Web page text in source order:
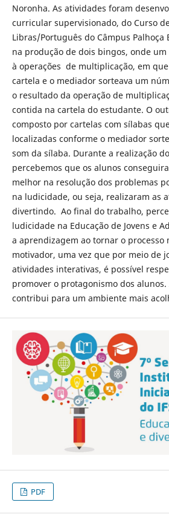
Noronha. As atividades foram
curricular supervisionado, do Curso
Libras/Português do Câmpus
na produção de dois bingos, onde
à operações de multiplicação, em
cartela e o mediador sorteava um
o resultado da operação de
contida na cartela do estudante. O
composto por cartelas com sílabas
localizadas conforme o mediador
som da sílaba. Durante a realização
percebemos que os alunos
melhor na resolução dos problemas
na ludicidade, ou seja, realizaram as
divertindo. Ao final do trabalho,
ludicidade na Educação de Jovens e
a aprendizagem ao tornar o processo
motivador, uma vez que por meio de
atividades interativas, é possível
promover o protagonismo dos
contribui para um ambiente mais
PDF